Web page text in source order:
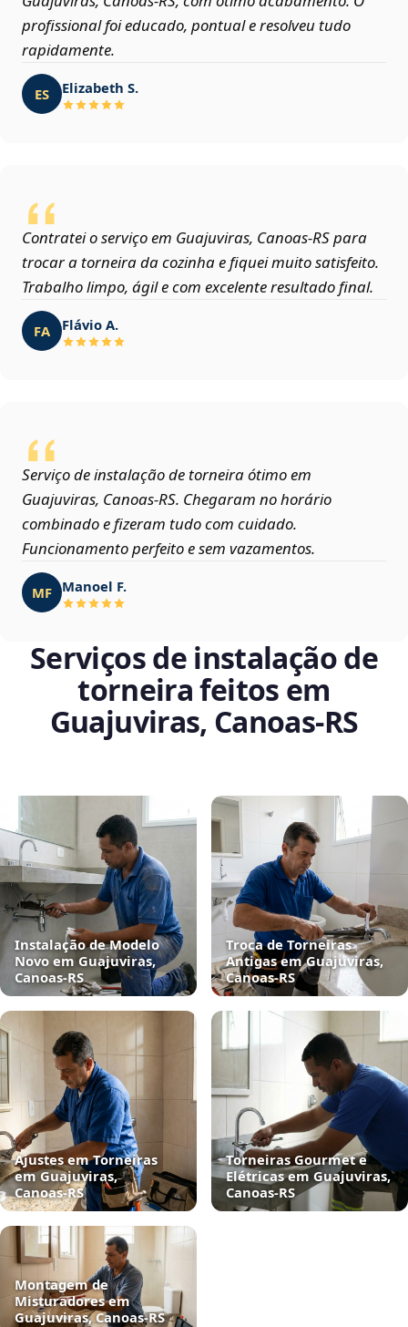
profissional foi educado, pontual e resolveu tudo
rapidamente.
ES Elizabeth S.
Contratei o serviço em Guajuviras, Canoas‑RS para
trocar a torneira da cozinha e fiquei muito satisfeito.
Trabalho limpo, ágil e com excelente resultado final.
FA Flávio A.
Serviço de instalação de torneira ótimo em
Guajuviras, Canoas‑RS. Chegaram no horário
combinado e fizeram tudo com cuidado.
Funcionamento perfeito e sem vazamentos.
MF Manoel F.
Serviços de instalação de
torneira feitos em
Guajuviras, Canoas‑RS
Instalação de Modelo
Novo em Guajuviras,
Canoas‑RS
Troca de Torneiras
Antigas em Guajuviras,
Canoas‑RS
Ajustes em Torneiras
em Guajuviras,
Canoas‑RS
Torneiras Gourmet e
Elétricas em Guajuviras,
Canoas‑RS
Montagem de
Misturadores em
Guajuviras, Canoas‑RS